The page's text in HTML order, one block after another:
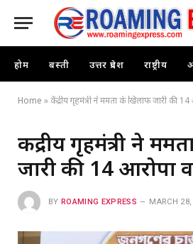
होम बस्ती उत्तर प्रदेश राष्ट्रीय
Home »केंद्रीय गृहमंत्री ने ममता के खिलाफ जारी की 14
केंद्रीय गृहमंत्री ने
जारी की 14 आरोपों
BY ROAMING EXPRESS MARCH